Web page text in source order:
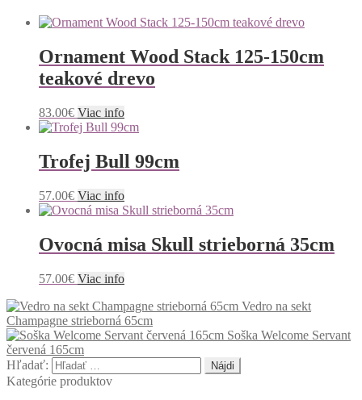
Ornament Wood Stack 125-150cm
teakové drevo
83.00€ Viac info
Trofej Bull 99cm
57.00€ Viac info
Ovocná misa Skull strieborná 35cm
57.00€ Viac info
Vedro na sekt
Champagne strieborná 65cm
Soška Welcome Servant
červená 165cm
Hľadať:
Kategórie produktov